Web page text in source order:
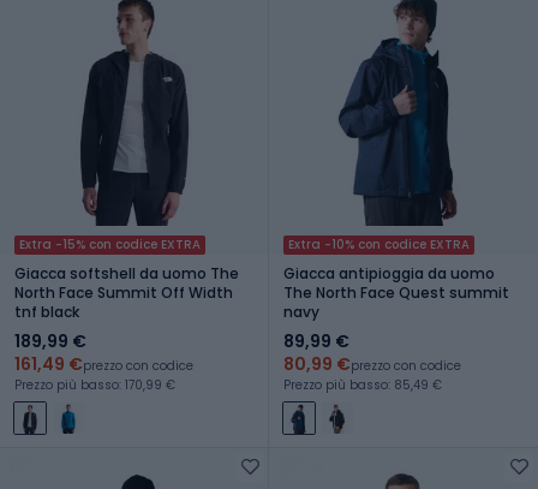
Extra -15% con codice EXTRA
Giacca softshell da uomo The
North Face Summit Off Width
tnf black
189,99 €
161,49 €prezzo con codice
Prezzo più basso: 170,99 €
Extra -10% con codice EXTRA
Giacca antipioggia da uomo
The North Face Quest summit
navy
89,99 €
80,99 €prezzo con codice
Prezzo più basso: 85,49 €